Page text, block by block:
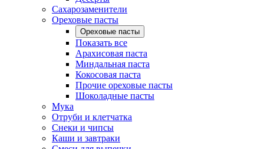
Сахарозаменители
Ореховые пасты
Ореховые пасты
Показать все
Арахисовая паста
Миндальная паста
Кокосовая паста
Прочие ореховые пасты
Шоколадные пасты
Мука
Отруби и клетчатка
Снеки и чипсы
Каши и завтраки